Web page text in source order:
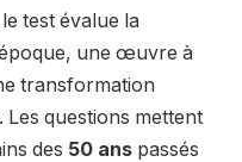
test évalue la
une œuvre à
transformation
Les questions mettent
des 50 ans passés